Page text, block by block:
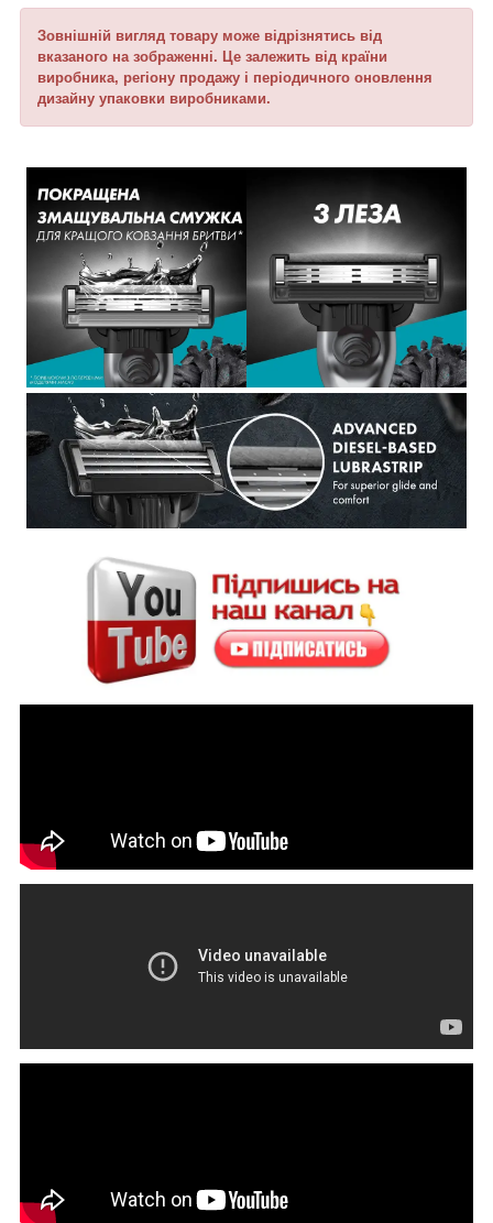
Зовнішній вигляд товару може відрізнятись від
вказаного на зображенні. Це залежить від країни
виробника, регіону продажу і періодичного оновлення
дизайну упаковки виробниками.